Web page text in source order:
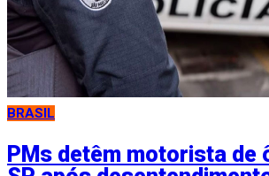
BRASIL
PMs detêm motorista de